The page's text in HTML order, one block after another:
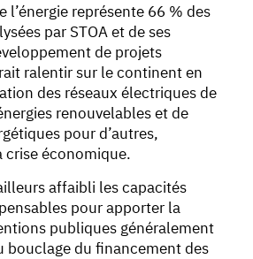
l’énergie représente 66 % des
par STOA et de ses
de projets
ralentir sur le continent en
des réseaux électriques de
renouvelables et de
pour d’autres,
crise économique.
affaibli les capacités
pour apporter la
publiques généralement
bouclage du financement des